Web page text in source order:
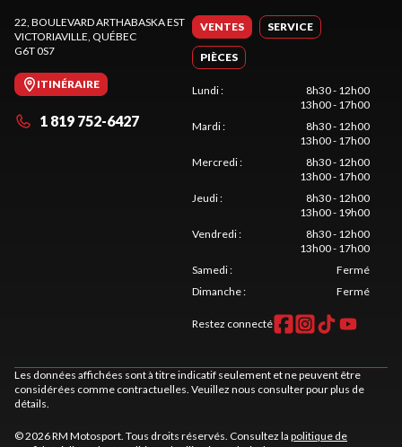
22, BOULEVARD ARTHABASKA EST
VICTORIAVILLE, QUÉBEC
G6T 0S7
ITINÉRAIRE
1 819 752-6427
VENTES SERVICE
PIÈCES
Lundi:
8h30 - 12h00
13h00 - 17h00
Mardi:
8h30 - 12h00
13h00 - 17h00
Mercredi:
8h30 - 12h00
13h00 - 17h00
Jeudi:
8h30 - 12h00
13h00 - 19h00
Vendredi:
8h30 - 12h00
13h00 - 17h00
Samedi:
Fermé
Dimanche: Fermé
Restez connecté
Les données affichées sont à titre indicatif seulement et ne peuvent être
considérées comme contractuelles. Veuillez nous consulter pour plus de
détails.
© 2026 RM Motosport. Tous droits réservés. Consultez la politique de